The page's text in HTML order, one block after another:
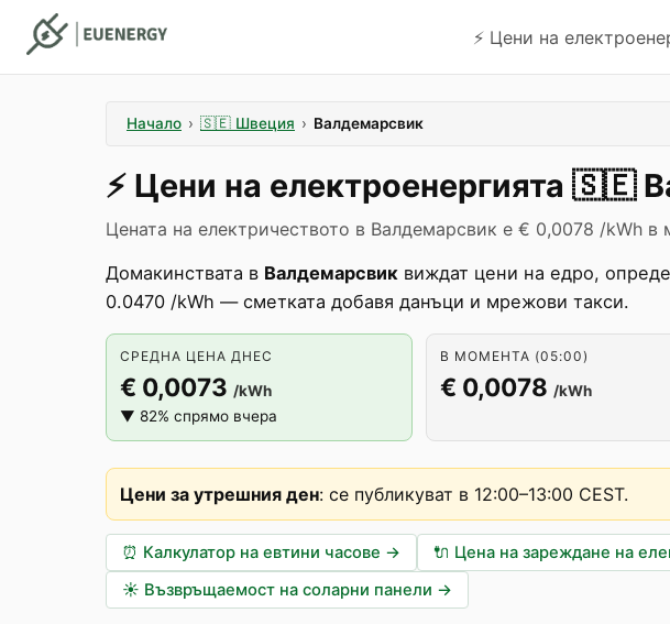
⚡️ Цени на
Начало › 🇸🇪 Швеция › Валдемарсвик
⚡️ Цени на електроенергията 🇸🇪
Цената на електричеството в Валдемарсвик е € 0,0078 /kWh в
Домакинствата в Валдемарсвик виждат цени на едро,
0.0470 /kWh — сметката добавя данъци и мрежови такси.
СРЕДНА ЦЕНА ДНЕС
€ 0,0073 /kWh
▼ 82% спрямо вчера
В МОМЕНТА (05:00)
€ 0,0078 /kWh
Цени за утрешния ден: се публикуват в 12:00–13:00 CEST.
⏰ Калкулатор на евтини часове → 🔌 Цена на зареждане на
☀️ Възвръщаемост на соларни панели →